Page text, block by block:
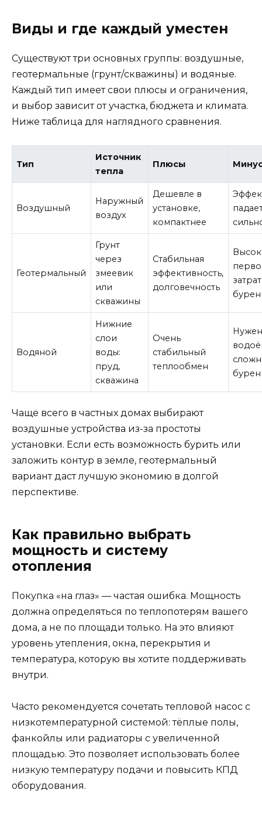
Виды и где каждый уместен
Существуют три основных группы: воздушные,
геотермальные (грунт/скважины) и водяные.
Каждый тип имеет свои плюсы и ограничения,
и выбор зависит от участка, бюджета и климата.
Ниже таблица для наглядного сравнения.
Тип
Источник
тепла
Плюсы
Воздушный
Наружный
воздух
Дешевле в
установке,
компактнее
Геотермальный
Грунт
через
змеевик
или
скважины
Стабильная
эффективность,
долговечность
Водяной
Нижние
слои
воды:
пруд,
скважина
Очень
стабильный
теплообмен
Чаще всего в частных домах выбирают
воздушные устройства из-за простоты
установки. Если есть возможность бурить или
заложить контур в земле, геотермальный
вариант даст лучшую экономию в долгой
перспективе.
Как правильно выбрать
мощность и систему
отопления
Покупка «на глаз» — частая ошибка. Мощность
должна определяться по теплопотерям вашего
дома, а не по площади только. На это влияют
уровень утепления, окна, перекрытия и
температура, которую вы хотите поддерживать
внутри.
Часто рекомендуется сочетать тепловой насос с
низкотемпературной системой: тёплые полы,
фанкойлы или радиаторы с увеличенной
площадью. Это позволяет использовать более
низкую температуру подачи и повысить КПД
оборудования.